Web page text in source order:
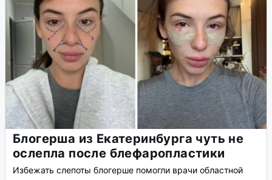
Блогерша из Екатеринбурга чуть не
ослепла после блефаропластики
Избежать слепоты блогерше помогли врачи областной